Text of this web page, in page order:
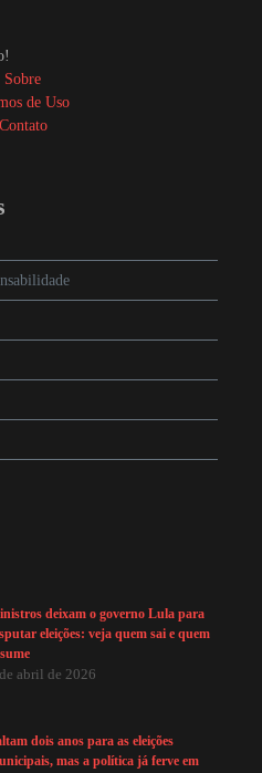
Sobre
de Uso
Contato
deixam o governo Lula para
eleições: veja quem sai e quem
abril de 2026
dois anos para as eleições
mas a política já ferve em